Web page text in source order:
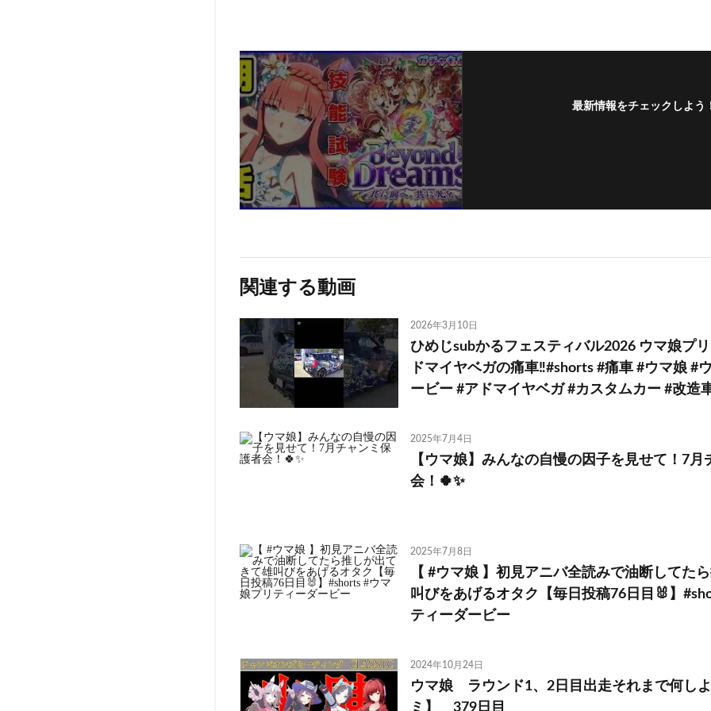
最新情報をチェックしよう
関連する動画
2026年3月10日
ひめじsubかるフェスティバル2026 ウマ娘プ
ドマイヤベガの痛車‼️#shorts #痛車 #ウマ娘 #
ービー #アドマイヤベガ #カスタムカー #改造
2025年7月4日
【ウマ娘】みんなの自慢の因子を見せて！7月
会！🍀✨
2025年7月8日
【 #ウマ娘 】初見アニバ全読みで油断してた
叫びをあげるオタク【毎日投稿76日目🐰】
ティーダービー
2024年10月24日
ウマ娘 ラウンド1、2日目出走それまで何し
ミ】 379日目